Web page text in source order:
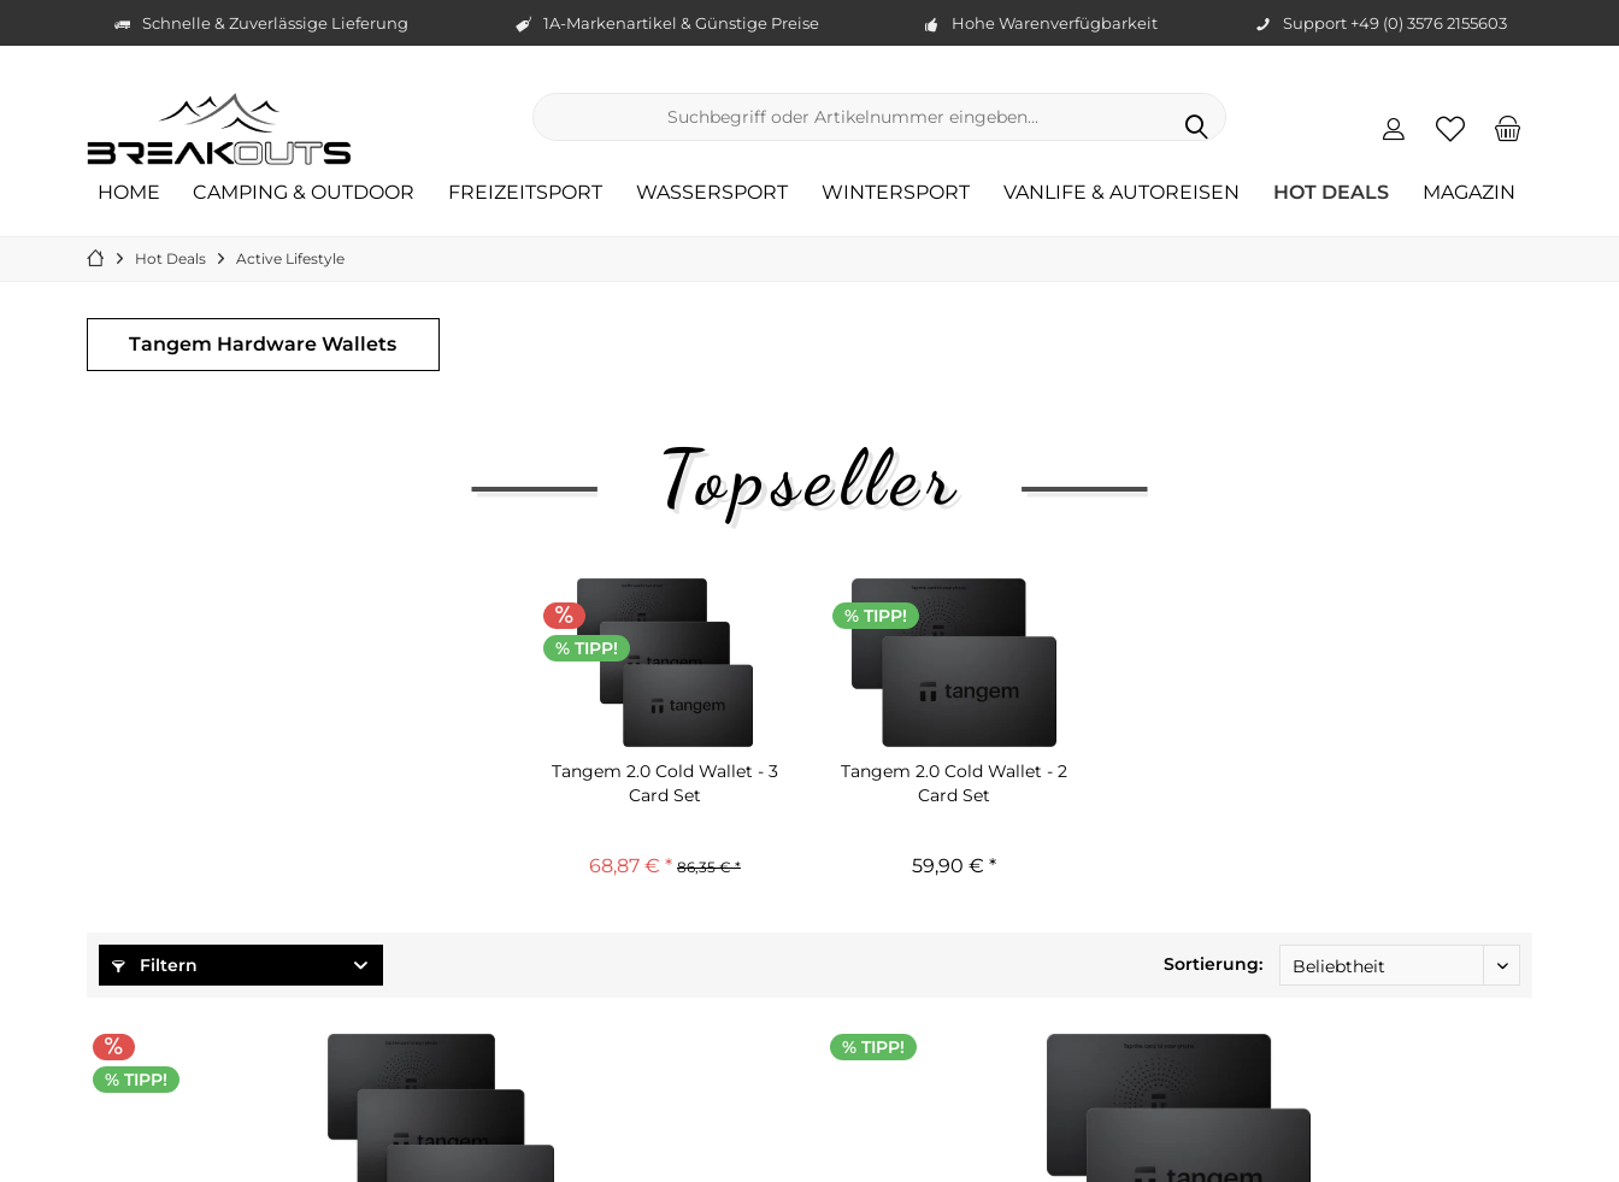
Schnelle & Zuverlässige Lieferung 1A-Markenartikel & Günstige Preise Hohe Warenverfügbarkeit Support +49 (0) 3576 2155603
HOME CAMPING & OUTDOOR FREIZEITSPORT WASSERSPORT WINTERSPORT VANLIFE & AUTOREISEN HOT DEALS MAGAZIN
Hot Deals Active Lifestyle
Tangem Hardware Wallets
Topseller
% TIPP!
Tangem 2.0 Cold Wallet - 3
Card Set
68,87 € * 86,35 € *
% TIPP!
Tangem 2.0 Cold Wallet - 2
Card Set
59,90 € *
Filtern Sortierung:
% TIPP!
% TIPP!